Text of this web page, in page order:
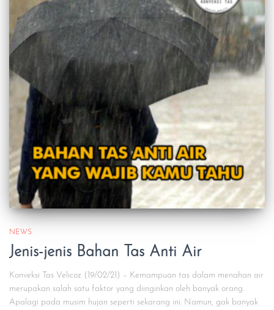
NEWS
Jenis-jenis Bahan Tas Anti Air
Konveksi Tas Velicoz (19/02/21) – Kemampuan tas dalam menahan air
merupakan salah satu faktor yang diinginkan oleh banyak orang.
Apalagi pada musim hujan seperti sekarang ini. Namun, gak banyak